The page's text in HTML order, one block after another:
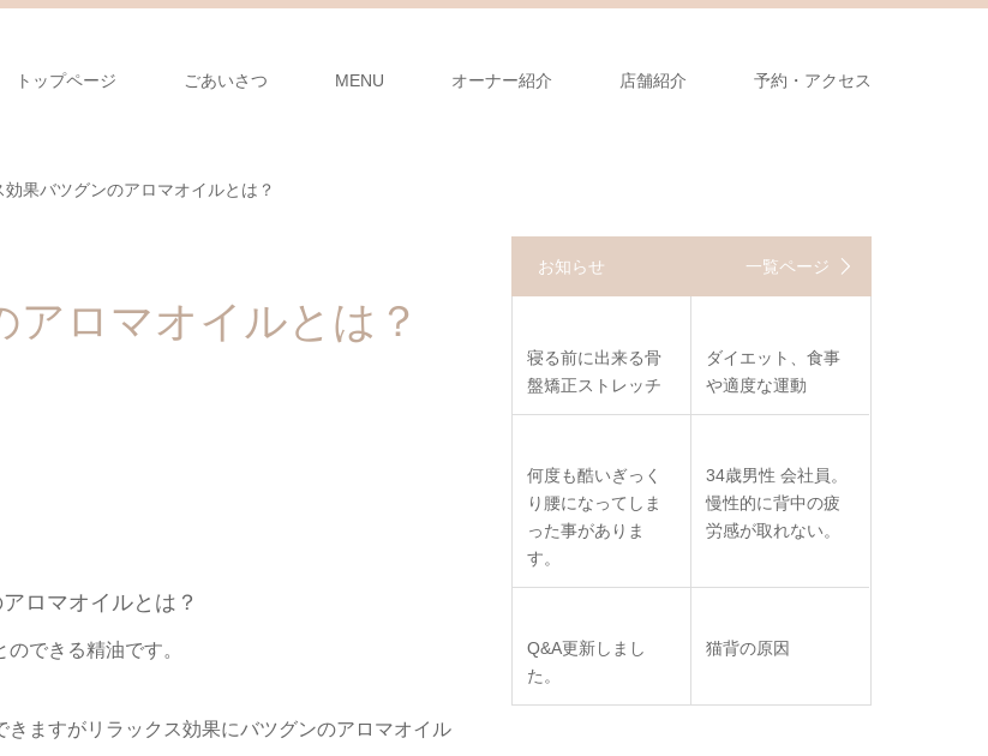
トップページ ごあいさつ MENU オーナー紹介 店舗紹介 予約・アクセス
効果バツグンのアロマオイルとは？
アロマオイルとは？
ロマオイルとは？
できる精油です。
ますがリラックス効果にバツグンのアロマオイル
お知らせ 一覧ページ
寝る前に出来る骨
盤矯正ストレッチ
ダイエット、食事
や適度な運動
何度も酷いぎっく
り腰になってしま
った事がありま
す。
34歳男性 会社員。
慢性的に背中の疲
労感が取れない。
Q&A更新しまし
た。
猫背の原因